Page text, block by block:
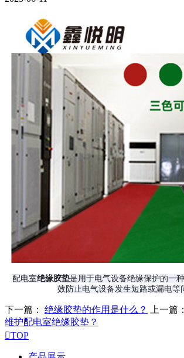
配电室绝缘胶垫是用于电气设备绝缘保护的一
效防止电气设备发生短路或漏电等
下一篇： 绝缘胶垫的作用是什么？ 上一篇
维护配电室绝缘胶垫？
TOP